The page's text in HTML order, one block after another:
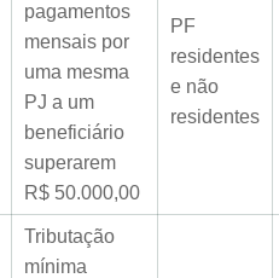
pagamentos
mensais por
uma mesma
PJ a um
beneficiário
superarem
R$ 50.000,00
PF
residentes
e não
residentes
Tributação
mínima